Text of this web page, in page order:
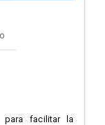
para facilitar la